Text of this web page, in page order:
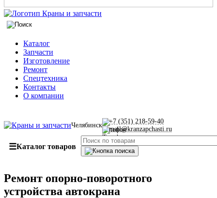
Каталог
Запчасти
Изготовление
Ремонт
Спецтехника
Контакты
О компании
Челябинск
+7 (351) 218-59-40
mail@kranzapchasti.ru
☰Каталог товаров
Ремонт опорно-поворотного
устройства автокрана